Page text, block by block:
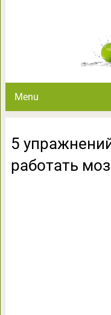
Menu
5
работать